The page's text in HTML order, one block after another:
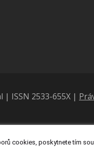
ISSN 2533-655X |
cookies, poskytnete tím